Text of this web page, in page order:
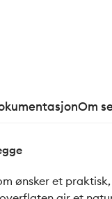
Om
ønsker et